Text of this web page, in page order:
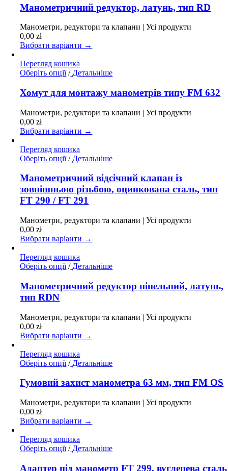
має
кілька
варіантів.
Параметри
можна
вибрати
на
сторінці
товару
Манометричний редуктор, латунь, тип RD
Манометри, редуктори та клапани | Усі продукти
0,00zł
Вибрати варіанти →
Перегляд кошика
Оберіть опції Цей
має
кілька
Параметри
вибрати
сторінці
товару
/Детальніше
Хомут для монтажу манометрів типу FM 632
Манометри, редуктори та клапани | Усі продукти
0,00zł
Вибрати варіанти →
Перегляд кошика
Оберіть опції Цей
має
кілька
варіантів.
Параметри
вибрати
сторінці
/Детальніше
Манометричний відсічний клапан із
зовнішньою різьбою, оцинкована сталь, тип
FT 290 / FT 291
Манометри, редуктори та клапани | Усі продукти
0,00zł
Вибрати варіанти →
Перегляд кошика
Оберіть опції Цей
має
кілька
можна
на
товару
/Детальніше
Манометричний редуктор ніпельний, латунь,
тип RDN
Манометри, редуктори та клапани | Усі продукти
0,00zł
Вибрати варіанти →
Перегляд кошика
Оберіть опції Цей
має
варіантів.
Параметри
можна
вибрати
на
сторінці
товару
/Детальніше
Гумовий захист манометра 63 мм, тип FM OS
Манометри, редуктори та клапани | Усі продукти
0,00zł
Вибрати варіанти →
Перегляд кошика
Оберіть опції Цей
має
/Детальніше
Адаптер під манометр FT 299, вуглецева сталь